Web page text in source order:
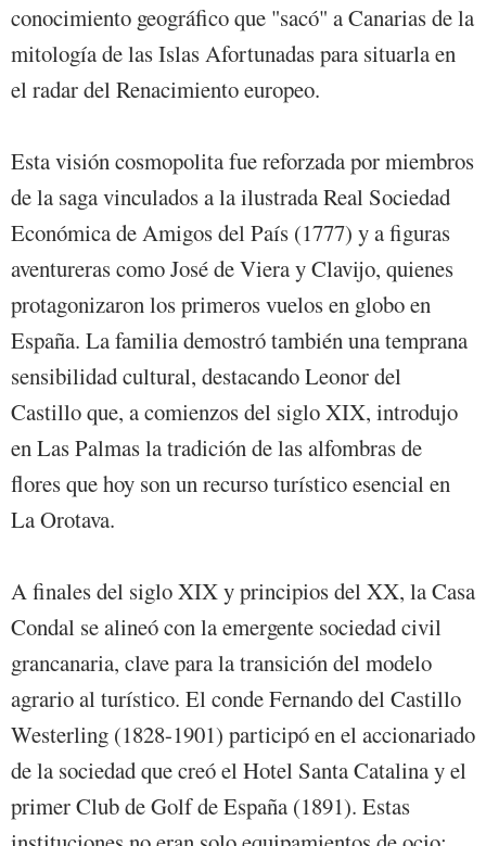
conocimiento geográfico que "sacó" a Canarias de la
mitología de las Islas Afortunadas para situarla en
el radar del Renacimiento europeo.
Esta visión cosmopolita fue reforzada por miembros
de la saga vinculados a la ilustrada Real Sociedad
Económica de Amigos del País (1777) y a figuras
aventureras como José de Viera y Clavijo, quienes
protagonizaron los primeros vuelos en globo en
España. La familia demostró también una temprana
sensibilidad cultural, destacando Leonor del
Castillo que, a comienzos del siglo XIX, introdujo
en Las Palmas la tradición de las alfombras de
flores que hoy son un recurso turístico esencial en
La Orotava.
A finales del siglo XIX y principios del XX, la Casa
Condal se alineó con la emergente sociedad civil
grancanaria, clave para la transición del modelo
agrario al turístico. El conde Fernando del Castillo
Westerling (1828-1901) participó en el accionariado
de la sociedad que creó el Hotel Santa Catalina y el
primer Club de Golf de España (1891). Estas